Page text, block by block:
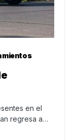
en el
regresa a…